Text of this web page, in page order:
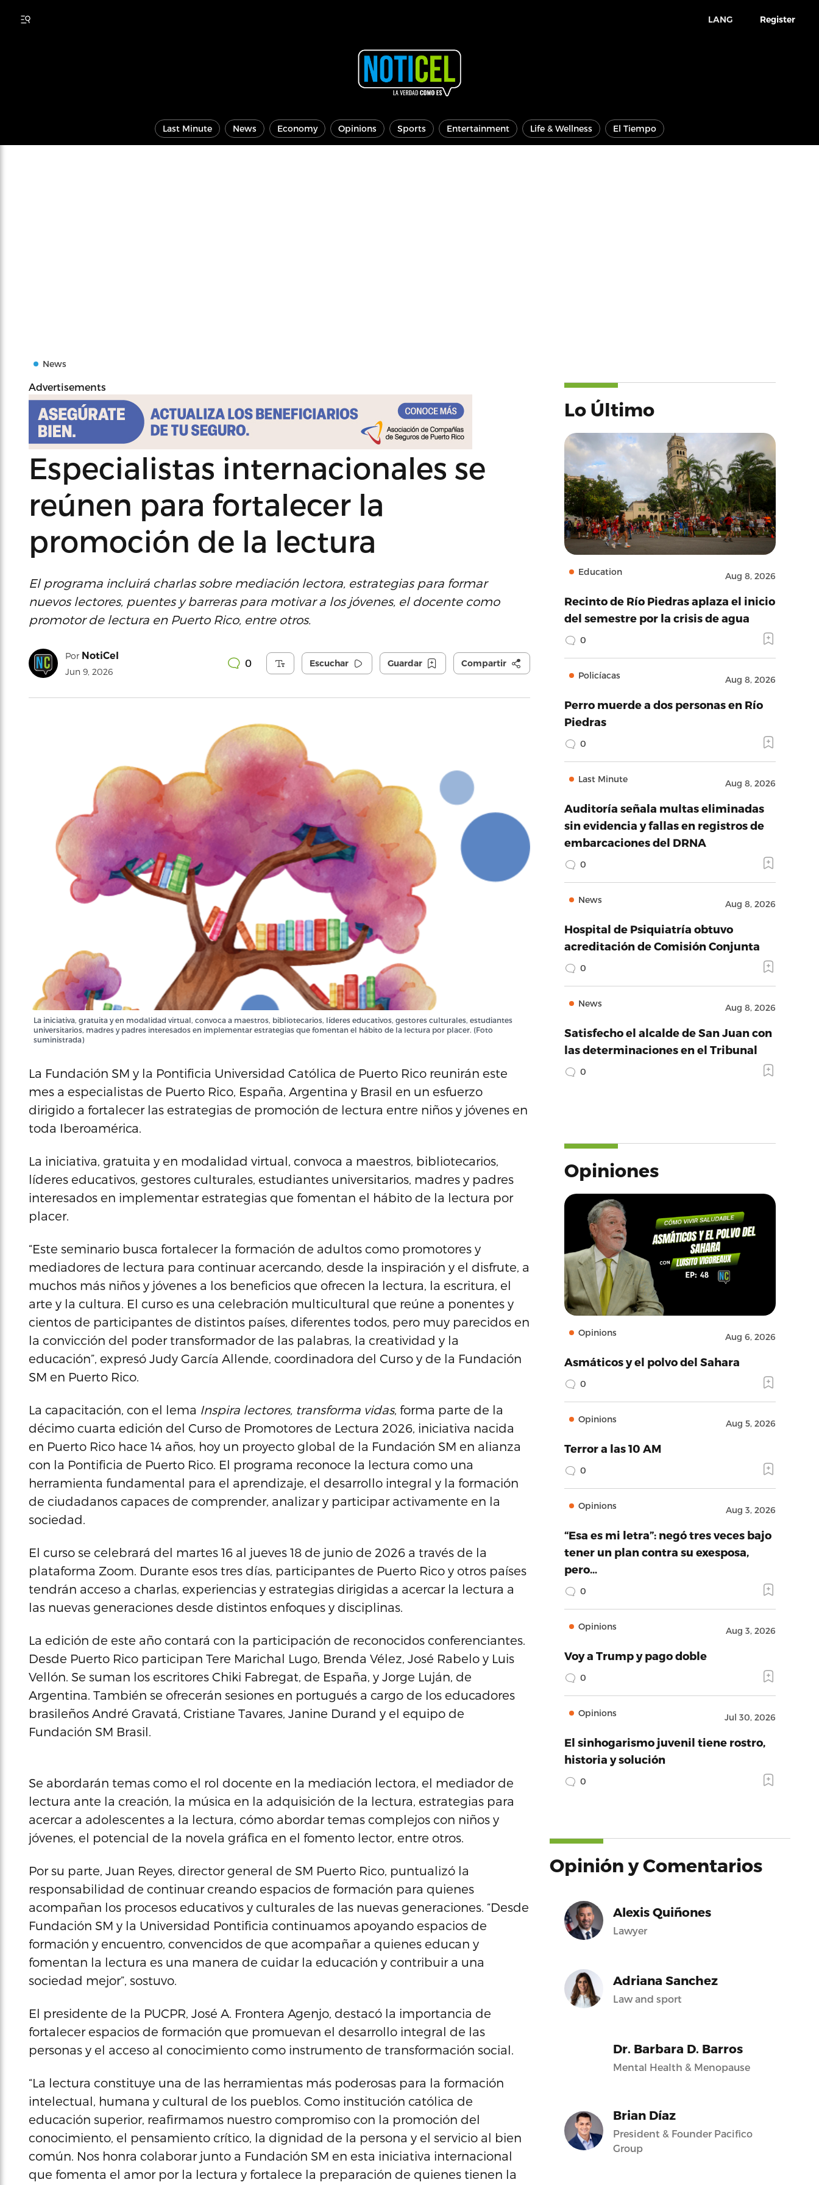
LANG Register
Last Minute News Economy Opinions Sports Entertainment Life & Wellness El Tiempo
News
Advertisements
Especialistas internacionales se
reúnen para fortalecer la
promoción de la lectura
El programa incluirá charlas sobre mediación lectora, estrategias para formar
nuevos lectores, puentes y barreras para motivar a los jóvenes, el docente como
promotor de lectura en Puerto Rico, entre otros.
Por NotiCel
Jun 9, 2026
0 Escuchar Guardar Compartir
La iniciativa, gratuita y en modalidad virtual, convoca a maestros, bibliotecarios, líderes educativos, gestores culturales, estudiantes
universitarios, madres y padres interesados en implementar estrategias que fomentan el hábito de la lectura por placer. (Foto
suministrada)
La Fundación SM y la Pontificia Universidad Católica de Puerto Rico reunirán este
mes a especialistas de Puerto Rico, España, Argentina y Brasil en un esfuerzo
dirigido a fortalecer las estrategias de promoción de lectura entre niños y jóvenes en
toda Iberoamérica.
La iniciativa, gratuita y en modalidad virtual, convoca a maestros, bibliotecarios,
líderes educativos, gestores culturales, estudiantes universitarios, madres y padres
interesados en implementar estrategias que fomentan el hábito de la lectura por
placer.
“Este seminario busca fortalecer la formación de adultos como promotores y
mediadores de lectura para continuar acercando, desde la inspiración y el disfrute, a
muchos más niños y jóvenes a los beneficios que ofrecen la lectura, la escritura, el
arte y la cultura. El curso es una celebración multicultural que reúne a ponentes y
cientos de participantes de distintos países, diferentes todos, pero muy parecidos en
la convicción del poder transformador de las palabras, la creatividad y la
educación”, expresó Judy García Allende, coordinadora del Curso y de la Fundación
SM en Puerto Rico.
La capacitación, con el lema Inspira lectores, transforma vidas, forma parte de la
décimo cuarta edición del Curso de Promotores de Lectura 2026, iniciativa nacida
en Puerto Rico hace 14 años, hoy un proyecto global de la Fundación SM en alianza
con la Pontificia de Puerto Rico. El programa reconoce la lectura como una
herramienta fundamental para el aprendizaje, el desarrollo integral y la formación
de ciudadanos capaces de comprender, analizar y participar activamente en la
sociedad.
El curso se celebrará del martes 16 al jueves 18 de junio de 2026 a través de la
plataforma Zoom. Durante esos tres días, participantes de Puerto Rico y otros países
tendrán acceso a charlas, experiencias y estrategias dirigidas a acercar la lectura a
las nuevas generaciones desde distintos enfoques y disciplinas.
La edición de este año contará con la participación de reconocidos conferenciantes.
Desde Puerto Rico participan Tere Marichal Lugo, Brenda Vélez, José Rabelo y Luis
Vellón. Se suman los escritores Chiki Fabregat, de España, y Jorge Luján, de
Argentina. También se ofrecerán sesiones en portugués a cargo de los educadores
brasileños André Gravatá, Cristiane Tavares, Janine Durand y el equipo de
Fundación SM Brasil.
Se abordarán temas como el rol docente en la mediación lectora, el mediador de
lectura ante la creación, la música en la adquisición de la lectura, estrategias para
acercar a adolescentes a la lectura, cómo abordar temas complejos con niños y
jóvenes, el potencial de la novela gráfica en el fomento lector, entre otros.
Por su parte, Juan Reyes, director general de SM Puerto Rico, puntualizó la
responsabilidad de continuar creando espacios de formación para quienes
acompañan los procesos educativos y culturales de las nuevas generaciones. “Desde
Fundación SM y la Universidad Pontificia continuamos apoyando espacios de
formación y encuentro, convencidos de que acompañar a quienes educan y
fomentan la lectura es una manera de cuidar la educación y contribuir a una
sociedad mejor”, sostuvo.
El presidente de la PUCPR, José A. Frontera Agenjo, destacó la importancia de
fortalecer espacios de formación que promuevan el desarrollo integral de las
personas y el acceso al conocimiento como instrumento de transformación social.
“La lectura constituye una de las herramientas más poderosas para la formación
intelectual, humana y cultural de los pueblos. Como institución católica de
educación superior, reafirmamos nuestro compromiso con la promoción del
conocimiento, el pensamiento crítico, la dignidad de la persona y el servicio al bien
común. Nos honra colaborar junto a Fundación SM en esta iniciativa internacional
que fomenta el amor por la lectura y fortalece la preparación de quienes tienen la
Lo Último
Education Aug 8, 2026
Recinto de Río Piedras aplaza el inicio
del semestre por la crisis de agua
0
Policíacas Aug 8, 2026
Perro muerde a dos personas en Río
Piedras
0
Last Minute Aug 8, 2026
Auditoría señala multas eliminadas
sin evidencia y fallas en registros de
embarcaciones del DRNA
0
News Aug 8, 2026
Hospital de Psiquiatría obtuvo
acreditación de Comisión Conjunta
0
News Aug 8, 2026
Satisfecho el alcalde de San Juan con
las determinaciones en el Tribunal
0
Opiniones
Opinions Aug 6, 2026
Asmáticos y el polvo del Sahara
0
Opinions Aug 5, 2026
Terror a las 10 AM
0
Opinions Aug 3, 2026
“Esa es mi letra”: negó tres veces bajo
tener un plan contra su exesposa,
pero…
0
Opinions Aug 3, 2026
Voy a Trump y pago doble
0
Opinions Jul 30, 2026
El sinhogarismo juvenil tiene rostro,
historia y solución
0
Opinión y Comentarios
Alexis Quiñones
Lawyer
Adriana Sanchez
Law and sport
Dr. Barbara D. Barros
Mental Health & Menopause
Brian Díaz
President & Founder Pacifico
Group